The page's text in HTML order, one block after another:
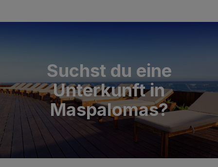
Suchst du eine
Unterkunft in
Maspalomas?